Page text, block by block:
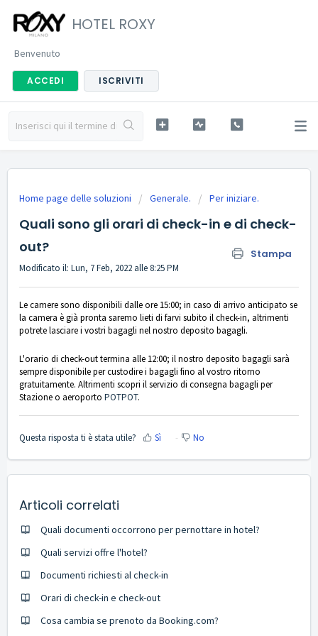
HOTEL ROXY
Benvenuto
ACCEDI ISCRIVITI
Home page delle soluzioni Generale. Per iniziare.
Quali sono gli orari di check-in e di check-
out?
Stampa
Modificato il: Lun, 7 Feb, 2022 alle 8:25 PM
Le camere sono disponibili dalle ore 15:00; in caso di arrivo anticipato se
la camera è già pronta saremo lieti di farvi subito il check-in, altrimenti
potrete lasciare i vostri bagagli nel nostro deposito bagagli.
L'orario di check-out termina alle 12:00; il nostro deposito bagagli sarà
sempre disponibile per custodire i bagagli fino al vostro ritorno
gratuitamente. Altrimenti scopri il servizio di consegna bagagli per
Stazione o aeroporto POTPOT.
Questa risposta ti è stata utile? Sì No
Articoli correlati
Quali documenti occorrono per pernottare in hotel?
Quali servizi offre l'hotel?
Documenti richiesti al check-in
Orari di check-in e check-out
Cosa cambia se prenoto da Booking.com?